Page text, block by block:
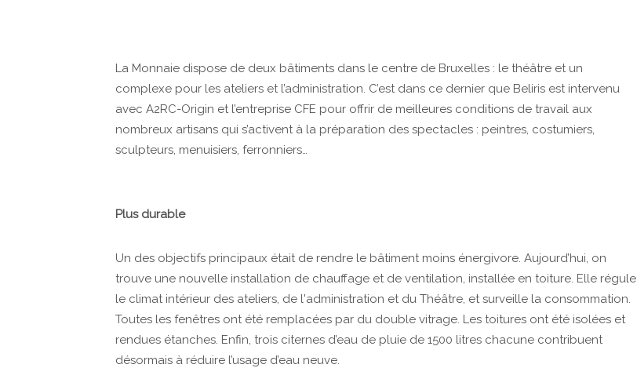
La Monnaie dispose de deux bâtiments dans le centre de Bruxelles : le théâtre et un
complexe pour les ateliers et l’administration. C’est dans ce dernier que Beliris est intervenu
avec A2RC-Origin et l’entreprise CFE pour offrir de meilleures conditions de travail aux
nombreux artisans qui s’activent à la préparation des spectacles : peintres, costumiers,
sculpteurs, menuisiers, ferronniers…
Plus durable
Un des objectifs principaux était de rendre le bâtiment moins énergivore. Aujourd’hui, on
trouve une nouvelle installation de chauffage et de ventilation, installée en toiture. Elle régule
le climat intérieur des ateliers, de l'administration et du Théâtre, et surveille la consommation.
Toutes les fenêtres ont été remplacées par du double vitrage. Les toitures ont été isolées et
rendues étanches. Enfin, trois citernes d’eau de pluie de 1500 litres chacune contribuent
désormais à réduire l’usage d’eau neuve.